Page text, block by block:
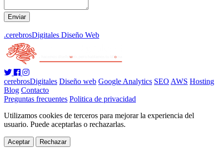
.cerebrosDigitales Diseño Web
cerebrosDigitales Diseño web Google Analytics SEO AWS Hosting
Blog Contacto
Preguntas frecuentes Politica de privacidad
Utilizamos cookies de terceros para mejorar la experiencia del
usuario. Puede aceptarlas o rechazarlas.
Aceptar Rechazar